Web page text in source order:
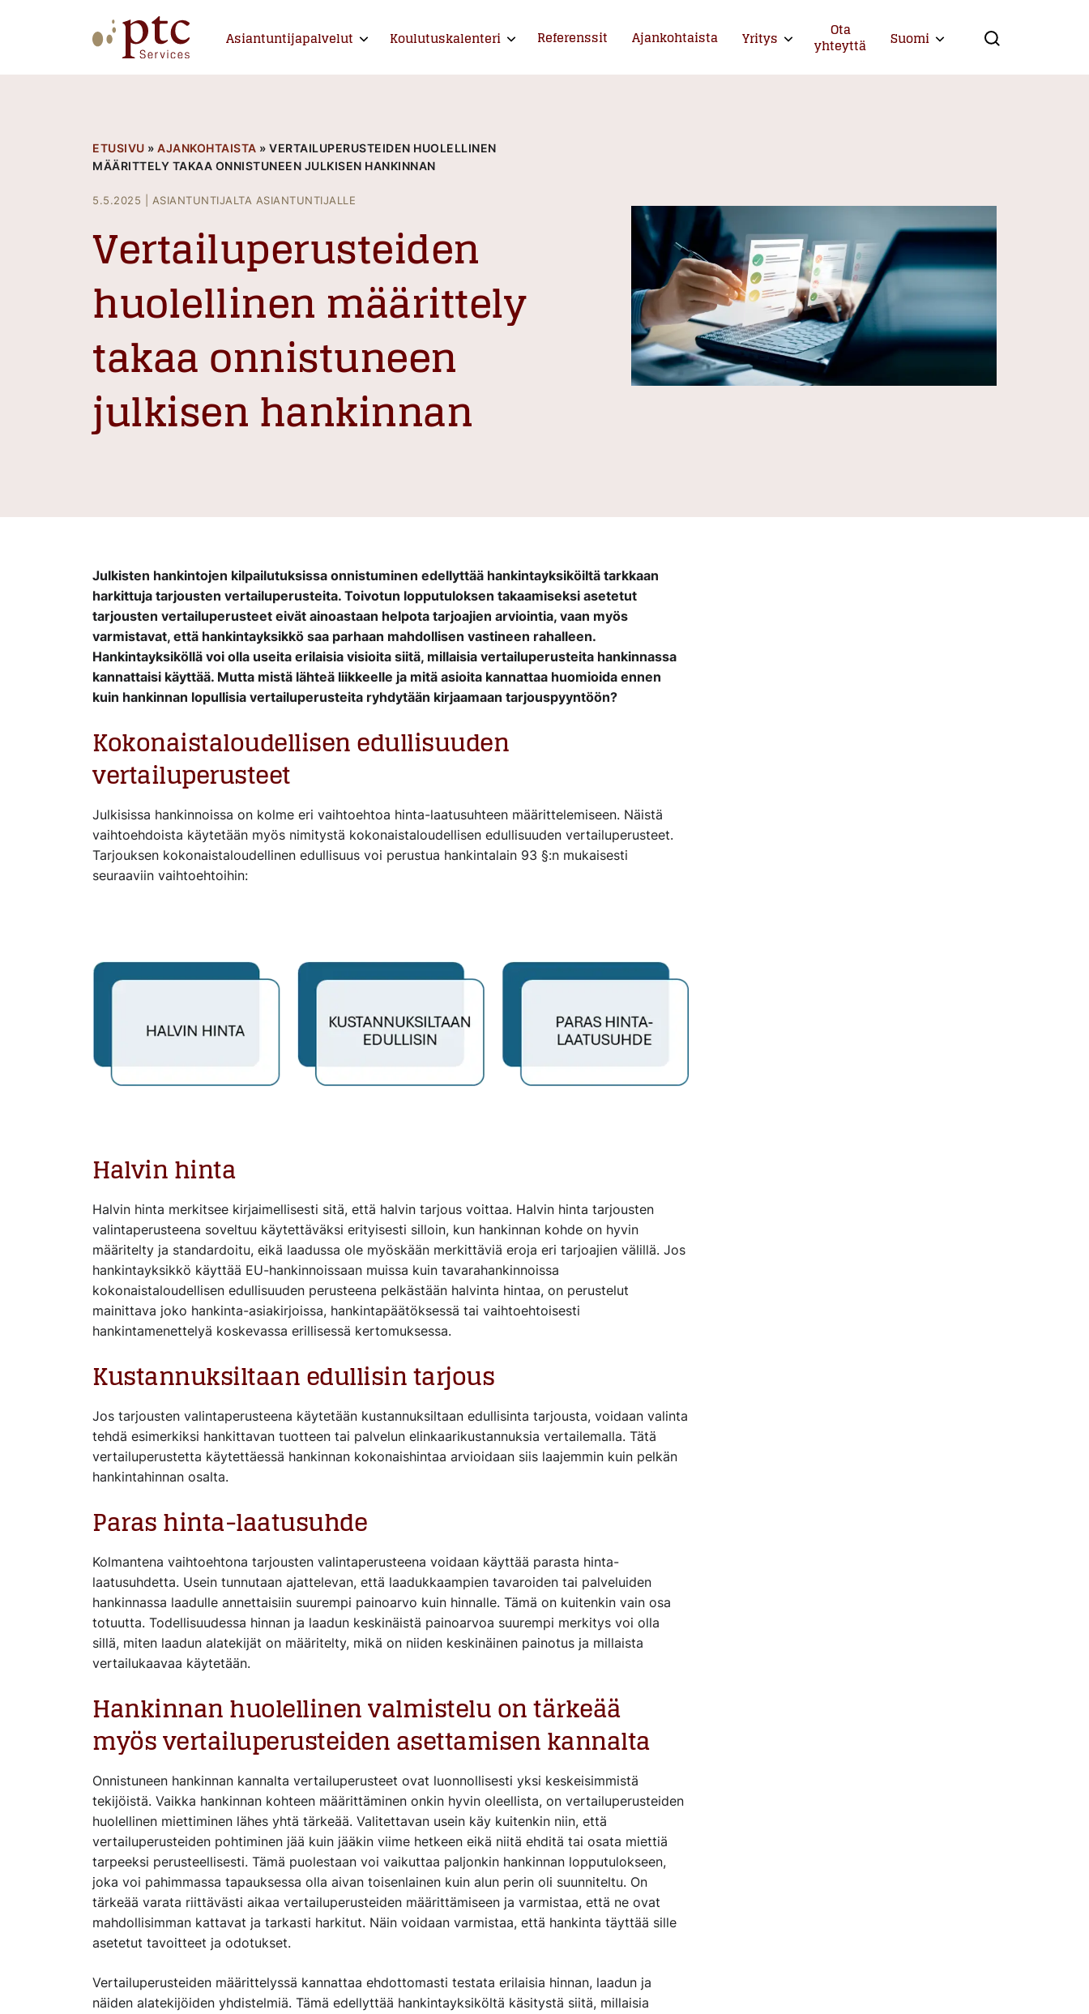
Asiantuntijapalvelut Expand child menu
Koulutuskalenteri Expand child menu
Referenssit Ajankohtaista Yritys Expand child menu
Ota
yhteyttä Suomi Expand child menu
ETUSIVU » AJANKOHTAISTA » VERTAILUPERUSTEIDEN HUOLELLINEN
MÄÄRITTELY TAKAA ONNISTUNEEN JULKISEN HANKINNAN
5.5.2025 ASIANTUNTIJALTA ASIANTUNTIJALLE
Vertailuperusteiden
huolellinen määrittely
takaa onnistuneen
julkisen hankinnan
Julkisten hankintojen kilpailutuksissa onnistuminen edellyttää hankintayksiköiltä tarkkaan
harkittuja tarjousten vertailuperusteita. Toivotun lopputuloksen takaamiseksi asetetut
tarjousten vertailuperusteet eivät ainoastaan helpota tarjoajien arviointia, vaan myös
varmistavat, että hankintayksikkö saa parhaan mahdollisen vastineen rahalleen.
Hankintayksiköllä voi olla useita erilaisia visioita siitä, millaisia vertailuperusteita hankinnassa
kannattaisi käyttää. Mutta mistä lähteä liikkeelle ja mitä asioita kannattaa huomioida ennen
kuin hankinnan lopullisia vertailuperusteita ryhdytään kirjaamaan tarjouspyyntöön?
Kokonaistaloudellisen edullisuuden
vertailuperusteet
Julkisissa hankinnoissa on kolme eri vaihtoehtoa hinta-laatusuhteen määrittelemiseen. Näistä
vaihtoehdoista käytetään myös nimitystä kokonaistaloudellisen edullisuuden vertailuperusteet.
Tarjouksen kokonaistaloudellinen edullisuus voi perustua hankintalain 93 §:n mukaisesti
seuraaviin vaihtoehtoihin:
Halvin hinta
Halvin hinta merkitsee kirjaimellisesti sitä, että halvin tarjous voittaa. Halvin hinta tarjousten
valintaperusteena soveltuu käytettäväksi erityisesti silloin, kun hankinnan kohde on hyvin
määritelty ja standardoitu, eikä laadussa ole myöskään merkittäviä eroja eri tarjoajien välillä. Jos
hankintayksikkö käyttää EU-hankinnoissaan muissa kuin tavarahankinnoissa
kokonaistaloudellisen edullisuuden perusteena pelkästään halvinta hintaa, on perustelut
mainittava joko hankinta-asiakirjoissa, hankintapäätöksessä tai vaihtoehtoisesti
hankintamenettelyä koskevassa erillisessä kertomuksessa.
Kustannuksiltaan edullisin tarjous
Jos tarjousten valintaperusteena käytetään kustannuksiltaan edullisinta tarjousta, voidaan valinta
tehdä esimerkiksi hankittavan tuotteen tai palvelun elinkaarikustannuksia vertailemalla. Tätä
vertailuperustetta käytettäessä hankinnan kokonaishintaa arvioidaan siis laajemmin kuin pelkän
hankintahinnan osalta.
Paras hinta-laatusuhde
Kolmantena vaihtoehtona tarjousten valintaperusteena voidaan käyttää parasta hinta-
laatusuhdetta. Usein tunnutaan ajattelevan, että laadukkaampien tavaroiden tai palveluiden
hankinnassa laadulle annettaisiin suurempi painoarvo kuin hinnalle. Tämä on kuitenkin vain osa
totuutta. Todellisuudessa hinnan ja laadun keskinäistä painoarvoa suurempi merkitys voi olla
sillä, miten laadun alatekijät on määritelty, mikä on niiden keskinäinen painotus ja millaista
vertailukaavaa käytetään.
Hankinnan huolellinen valmistelu on tärkeää
myös vertailuperusteiden asettamisen kannalta
Onnistuneen hankinnan kannalta vertailuperusteet ovat luonnollisesti yksi keskeisimmistä
tekijöistä. Vaikka hankinnan kohteen määrittäminen onkin hyvin oleellista, on vertailuperusteiden
huolellinen miettiminen lähes yhtä tärkeää. Valitettavan usein käy kuitenkin niin, että
vertailuperusteiden pohtiminen jää kuin jääkin viime hetkeen eikä niitä ehditä tai osata miettiä
tarpeeksi perusteellisesti. Tämä puolestaan voi vaikuttaa paljonkin hankinnan lopputulokseen,
joka voi pahimmassa tapauksessa olla aivan toisenlainen kuin alun perin oli suunniteltu. On
tärkeää varata riittävästi aikaa vertailuperusteiden määrittämiseen ja varmistaa, että ne ovat
mahdollisimman kattavat ja tarkasti harkitut. Näin voidaan varmistaa, että hankinta täyttää sille
asetetut tavoitteet ja odotukset.
Vertailuperusteiden määrittelyssä kannattaa ehdottomasti testata erilaisia hinnan, laadun ja
näiden alatekijöiden yhdistelmiä. Tämä edellyttää hankintayksiköltä käsitystä siitä, millaisia